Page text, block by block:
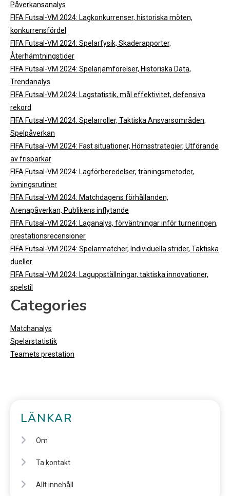
Påverkansanalys
FIFA Futsal-VM 2024: Lagkonkurrenser, historiska möten,
konkurrensfördel
FIFA Futsal-VM 2024: Spelarfysik, Skaderapporter,
Återhämtningstider
FIFA Futsal-VM 2024: Spelarjämförelser, Historiska Data,
Trendanalys
FIFA Futsal-VM 2024: Lagstatistik, mål effektivitet, defensiva
rekord
FIFA Futsal-VM 2024: Spelarroller, Taktiska Ansvarsområden,
Spelpåverkan
FIFA Futsal-VM 2024: Fast situationer, Hörnsstrategier, Utförande
av frisparkar
FIFA Futsal-VM 2024: Lagförberedelser, träningsmetoder,
övningsrutiner
FIFA Futsal-VM 2024: Matchdagens förhållanden,
Arenapåverkan, Publikens inflytande
FIFA Futsal-VM 2024: Laganalys, förväntningar inför turneringen,
prestationsrecensioner
FIFA Futsal-VM 2024: Spelarmatcher, Individuella strider, Taktiska
dueller
FIFA Futsal-VM 2024: Laguppställningar, taktiska innovationer,
spelstil
Categories
Matchanalys
Spelarstatistik
Teamets prestation
LÄNKAR
Om
Ta kontakt
Allt innehåll